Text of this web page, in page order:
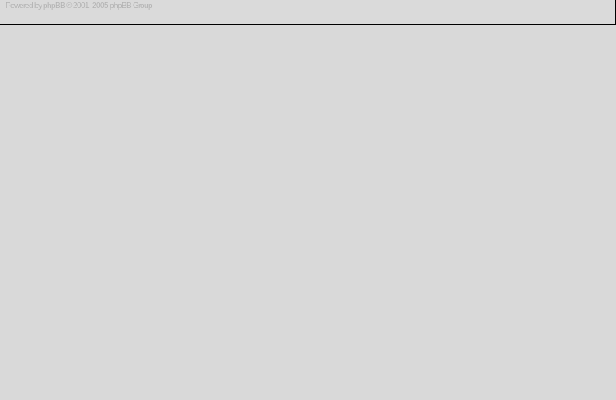
Powered byphpBB© 2001, 2005 phpBB Group